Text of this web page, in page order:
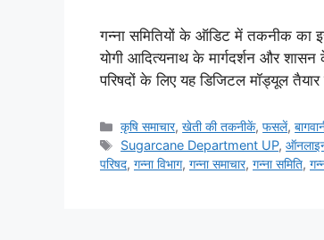
गन्ना समितियों के ऑडिट में तकनीक
योगी आदित्यनाथ के मार्गदर्शन और
परिषदों के लिए यह डिजिटल मॉड्यूल
कृषि समाचार,खेती की तकनीकें,फसलें,
Sugarcane Department UP,
परिषद, गन्ना विभाग, गन्ना समाचार, गन्ना समिति,